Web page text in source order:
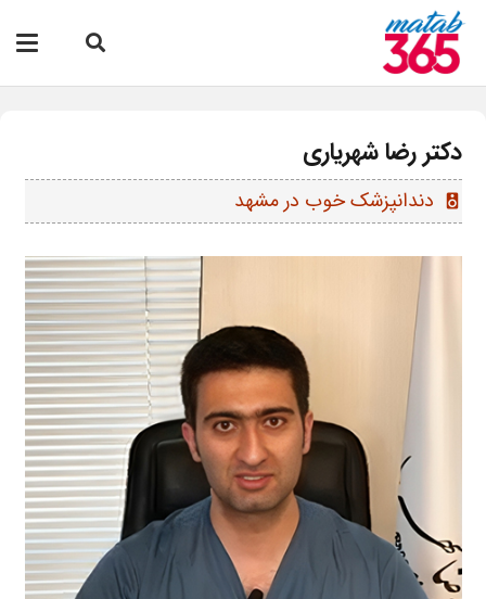
دکتر رضا شهریاری
speaker دندانپزشک خوب در مشهد